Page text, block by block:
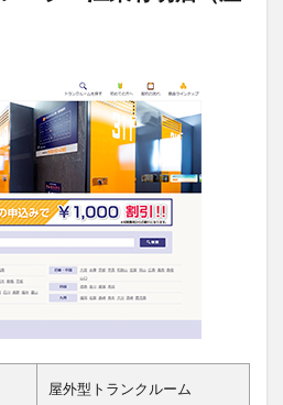
屋外型トランクルーム